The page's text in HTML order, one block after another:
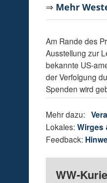
⇒ Mehr
Am Rande des
Ausstellung zur
bekannte US-
der Verfolgung
Spenden wird
Mehr dazu:
Lokales:Wirges
Feedback:
WW-